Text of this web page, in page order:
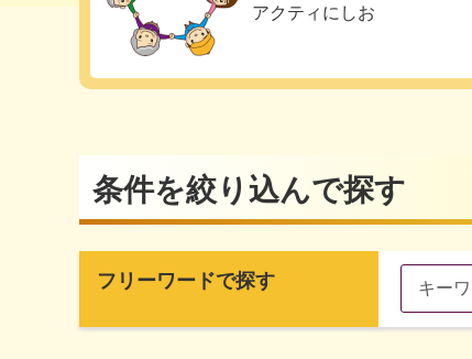
アクティにしお
条件を絞り込んで探す
フリーワードで探す